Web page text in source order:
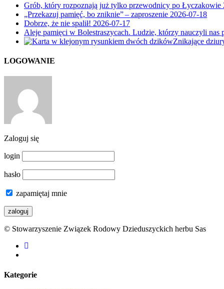
Grób, który rozpoznają już tylko przewodnicy po Łyczakowie
„Przekazuj pamięć, bo zniknie” – zaproszenie 2026-07-18
Dobrze, że nie spalił! 2026-07-17
Aleje pamięci w Bolestraszycach. Ludzie, którzy nauczyli nas
Znikające
LOGOWANIE
Zaloguj się
login
hasło
zapamiętaj mnie
© Stowarzyszenie Związek Rodowy Dzieduszyckich herbu Sas
facebook
Kategorie